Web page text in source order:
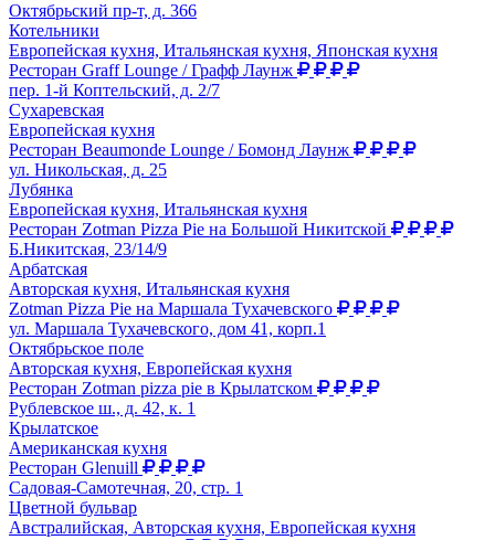
Октябрьский пр-т, д. 366
Котельники
Европейская кухня, Итальянская кухня, Японская кухня
Ресторан Graff Lounge / Графф Лаунж
пер. 1-й Коптельский, д. 2/7
Сухаревская
Европейская кухня
Ресторан Beaumonde Lounge / Бомонд Лаунж
ул. Никольская, д. 25
Лубянка
Европейская кухня, Итальянская кухня
Ресторан Zotman Pizza Pie на Большой Никитской
Б.Никитская, 23/14/9
Арбатская
Авторская кухня, Итальянская кухня
Zotman Pizza Pie на Маршала Тухачевского
ул. Маршала Тухачевского, дом 41, корп.1
Октябрьское поле
Авторская кухня, Европейская кухня
Ресторан Zotman pizza pie в Крылатском
Рублевское ш., д. 42, к. 1
Крылатское
Американская кухня
Ресторан Glenuill
Садовая-Самотечная, 20, стр. 1
Цветной бульвар
Австралийская, Авторская кухня, Европейская кухня